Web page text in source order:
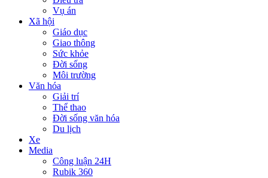
Vụ án
Xã hội
Giáo dục
Giao thông
Sức khỏe
Đời sống
Môi trường
Văn hóa
Giải trí
Thể thao
Đời sống văn hóa
Du lịch
Xe
Media
Công luận 24H
Rubik 360